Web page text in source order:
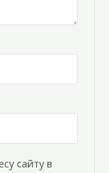
сайту в